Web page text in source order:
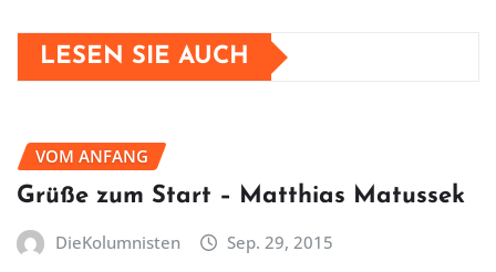
LESEN SIE AUCH
VOM ANFANG
Grüße zum Start – Matthias Matussek
DieKolumnisten Sep. 29, 2015